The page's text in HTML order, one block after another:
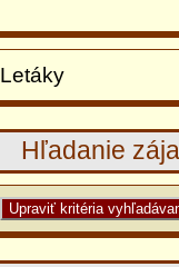
Letáky
Hľadanie